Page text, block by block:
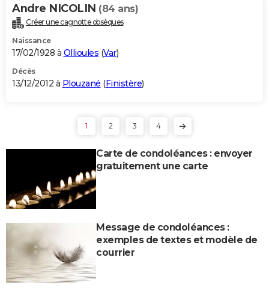
Andre NICOLIN (84 ans)
Créer une cagnotte obsèques
Naissance
17/02/1928 à Ollioules (Var)
Décès
13/12/2012 à Plouzané (Finistère)
1 2 3 4
Carte de condoléances : envoyer
gratuitement une carte
Message de condoléances :
exemples de textes et modèle de
courrier